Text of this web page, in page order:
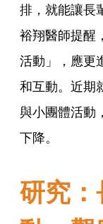
排，就能讓長
裕翔醫師提醒
活動」，應更
和互動。近期
與小團體活動
下降。
研究